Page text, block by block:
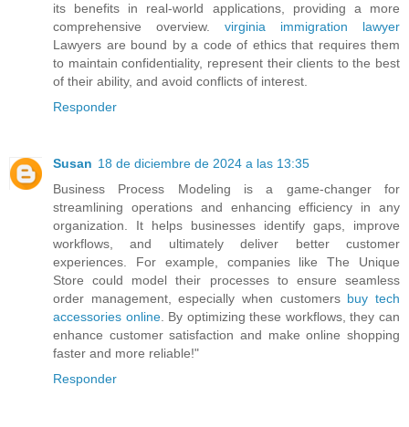
its benefits in real-world applications, providing a more
comprehensive overview. virginia immigration lawyer
Lawyers are bound by a code of ethics that requires them
to maintain confidentiality, represent their clients to the best
of their ability, and avoid conflicts of interest.
Responder
Susan 18 de diciembre de 2024 a las 13:35
Business Process Modeling is a game-changer for
streamlining operations and enhancing efficiency in any
organization. It helps businesses identify gaps, improve
workflows, and ultimately deliver better customer
experiences. For example, companies like The Unique
Store could model their processes to ensure seamless
order management, especially when customers buy tech
accessories online. By optimizing these workflows, they can
enhance customer satisfaction and make online shopping
faster and more reliable!"
Responder